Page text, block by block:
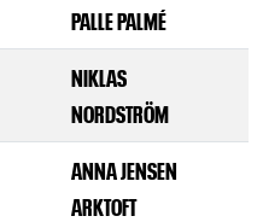
PALLE PALMÉ
NIKLAS
NORDSTRÖM
ANNA JENSEN
ARKTOFT